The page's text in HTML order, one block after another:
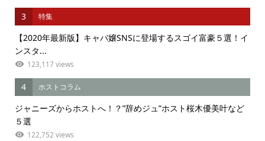
3 特集
【2020年最新版】キャバ嬢SNSに登場するスゴイ富豪５選！イ
ンスタ...
123,117 views
4 ホストコラム
ジャニーズからホストへ！？”辞めジュ”ホスト桜木優美叶など
５選
122,752 views